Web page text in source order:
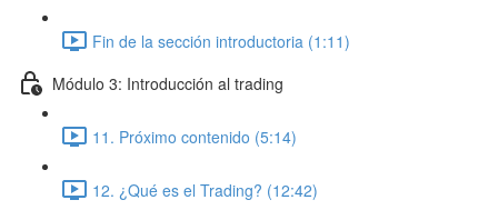
Fin de la sección introductoria (1:11)
Módulo 3: Introducción al trading
11. Próximo contenido (5:14)
12. ¿Qué es el Trading? (12:42)